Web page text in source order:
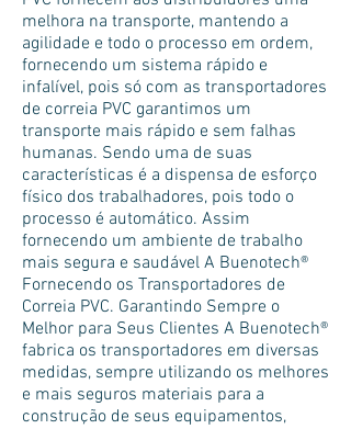
melhora na transporte, mantendo a
agilidade e todo o processo em ordem,
fornecendo um sistema rápido e
infalível, pois só com as transportadores
de correia PVC garantimos um
transporte mais rápido e sem falhas
humanas. Sendo uma de suas
características é a dispensa de esforço
físico dos trabalhadores, pois todo o
processo é automático. Assim
fornecendo um ambiente de trabalho
mais segura e saudável A Buenotech®
Fornecendo os Transportadores de
Correia PVC. Garantindo Sempre o
Melhor para Seus Clientes A Buenotech®
fabrica os transportadores em diversas
medidas, sempre utilizando os melhores
e mais seguros materiais para a
construção de seus equipamentos,